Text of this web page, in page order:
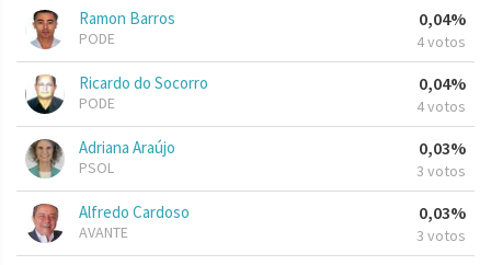
Ramon Barros
PODE
0,04%
4 votos
Ricardo do Socorro
PODE
0,04%
4 votos
Adriana Araújo
PSOL
0,03%
3 votos
Alfredo Cardoso
AVANTE
0,03%
3 votos